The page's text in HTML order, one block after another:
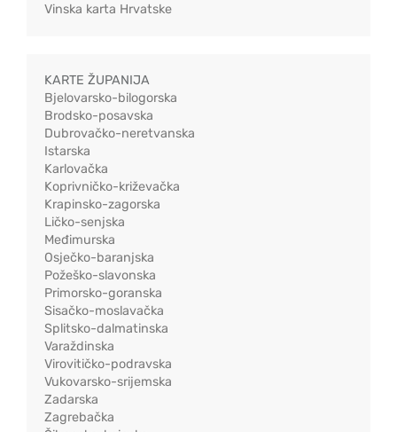
Vinska karta Hrvatske
KARTE ŽUPANIJA
Bjelovarsko-bilogorska
Brodsko-posavska
Dubrovačko-neretvanska
Istarska
Karlovačka
Koprivničko-križevačka
Krapinsko-zagorska
Ličko-senjska
Međimurska
Osječko-baranjska
Požeško-slavonska
Primorsko-goranska
Sisačko-moslavačka
Splitsko-dalmatinska
Varaždinska
Virovitičko-podravska
Vukovarsko-srijemska
Zadarska
Zagrebačka